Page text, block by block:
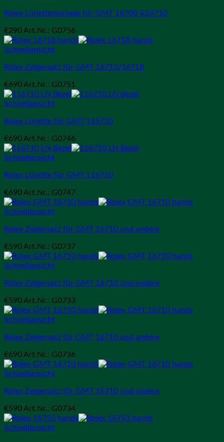
Rolex Lünetteneinlage für GMT 16700 &16710
€290 Art.Nr.: G0756
Schnellansicht
Rolex Zeigersatz für GMT 16713/16718
€690 Art.Nr.: G0751
Schnellansicht
Rolex Lünette für GMT 116710
€690 Art.Nr.: G0746
Schnellansicht
Rolex Lünette für GMT 116710
€690 Art.Nr.: G0747
Schnellansicht
Rolex Zeigersatz für GMT 16710 und andere
€590 Art.Nr.: G0737
Schnellansicht
Rolex Zeigersatz für GMT 16710 und andere
€590 Art.Nr.: G0733
Schnellansicht
Rolex Zeigersatz für GMT 16710 und andere
€690 Art.Nr.: G0736
Schnellansicht
Rolex Zeigersatz für GMT 16710 und andere
€590 Art.Nr.: G0734
Schnellansicht